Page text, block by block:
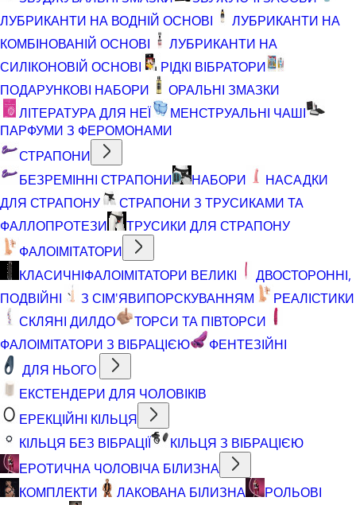
ЛУБРИКАНТИ НА ВОДНІЙ ОСНОВІ
ЛУБРИКАНТИ НА
КОМБІНОВАНІЙ ОСНОВІ
ЛУБРИКАНТИ НА
СИЛІКОНОВІЙ ОСНОВІ
РІДКІ ВІБРАТОРИ
ПОДАРУНКОВІ НАБОРИ
ОРАЛЬНІ ЗМАЗКИ
ЛІТЕРАТУРА ДЛЯ НЕЇ
МЕНСТРУАЛЬНІ ЧАШІ
ПАРФУМИ З ФЕРОМОНАМИ
СТРАПОНИ
БЕЗРЕМІННІ СТРАПОНИ
НАБОРИ
НАСАДКИ
ДЛЯ СТРАПОНУ
СТРАПОНИ З ТРУСИКАМИ ТА
ФАЛЛОПРОТЕЗИ
ТРУСИКИ ДЛЯ СТРАПОНУ
ФАЛОІМІТАТОРИ
КЛАСИЧНІФАЛОІМІТАТОРИ ВЕЛИКІ
ДВОСТОРОННІ,
ПОДВІЙНІ
З СІМ'ЯВИПОРСКУВАННЯМ
РЕАЛІСТИКИ
СКЛЯНІ ДИЛДО
ТОРСИ ТА ПІВТОРСИ
ФАЛОІМІТАТОРИ З ВІБРАЦІЄЮ
ФЕНТЕЗІЙНІ
ДЛЯ НЬОГО
ЕКСТЕНДЕРИ ДЛЯ ЧОЛОВІКІВ
ЕРЕКЦІЙНІ КІЛЬЦЯ
КІЛЬЦЯ БЕЗ ВІБРАЦІЇ
КІЛЬЦЯ З ВІБРАЦІЄЮ
ЕРОТИЧНА ЧОЛОВІЧА БІЛИЗНА
КОМПЛЕКТИ
ЛАКОВАНА БІЛИЗНА
РОЛЬОВІ